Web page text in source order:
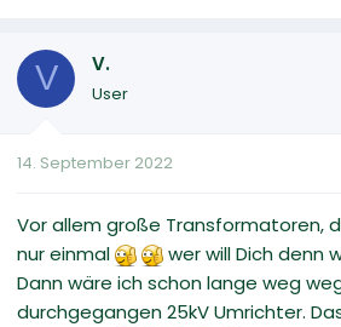
V V.
User
14. September 2022
Vor allem große Transformatoren,
nur einmal
wer will Dich denn
Dann wäre ich schon lange weg
durchgegangen 25kV Umrichter.